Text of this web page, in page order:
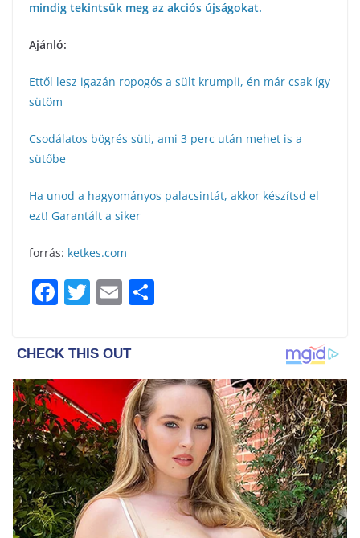
mindig tekintsük meg az akciós újságokat.
Ajánló:
Ettől lesz igazán ropogós a sült krumpli, én már csak így
sütöm
Csodálatos bögrés süti, ami 3 perc után mehet is a
sütőbe
Ha unod a hagyományos palacsintát, akkor készítsd el
ezt! Garantált a siker
forrás: ketkes.com
F
c
e
b
o
o
k
T
itt
er
E
ai
l